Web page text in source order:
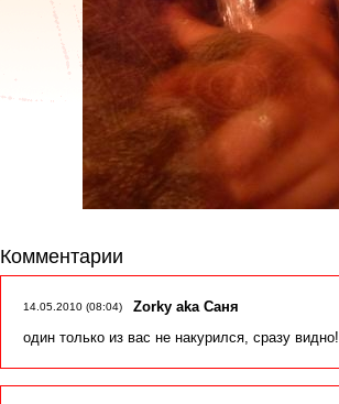
Комментарии
14.05.2010 (08:04)
Zorky aka Саня
один только из вас не накурился, сразу видно!